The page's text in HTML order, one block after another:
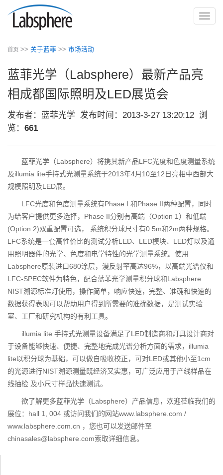
切
首页 >> 关于蓝菲 >> 市场活动
蓝菲光学（Labsphere）最新产品亮
相成都国际照明及LED展览会
发布者：蓝菲光学 发布时间：2013-3-27 13:20:12 浏
览： 661
蓝菲光学（Labsphere）将携其新产品LFC光度和色度测量系统
及illumia lite手持式光测量系统于2013年4月10至12日亮相中西部大
规模照明及LED展。
LFC光度和色度测量系统有Phase I 和Phase II两种配置，同时
为给客户提供更多选择，Phase II分别有高端（Option 1）和低端
(Option 2)双重配置可选， 系统积分球尺寸有0.5m和2m两种规格。
LFC系统是一套高性价比的测试分析LED、LED模块、LED灯以及通
用照明器件的光学、色度和电学特性的光学测量系统。使用
Labsphere原装进口680涂层，漫反射率高达96%，以高端光谱仪和
LFC-SPEC软件为特色，配合蓝菲光学测量积分球和Labsphere
NIST溯源标准灯使用，操作简单，响应快速，完整、准确和快速的
数据获得表现可以帮助用户得到所需要的准确数据，是测试实验
室、工厂和研究机构的有利工具。
illumia lite 手持式光测量设备满足了LED制造商和灯具设计商对
于设备能够快速、便捷、完整地完成光谱分析方面的需求，illumia
lite以积分球为基础，可以做自吸收校正，可对LED或其他小至1cm
的光源进行NIST溯源测量既经济又实惠，可广泛应用于产线样品在
线抽检 及小尺寸样品快速测试。
欲了解更多蓝菲光学（Labsphere）产品信息，欢迎莅临我们的
展位：hall 1, 004 或访问我们的网站www.labsphere.com /
www.labsphere.com.cn ，您也可以发送邮件至
chinasales@labsphere.com索取详细信息。